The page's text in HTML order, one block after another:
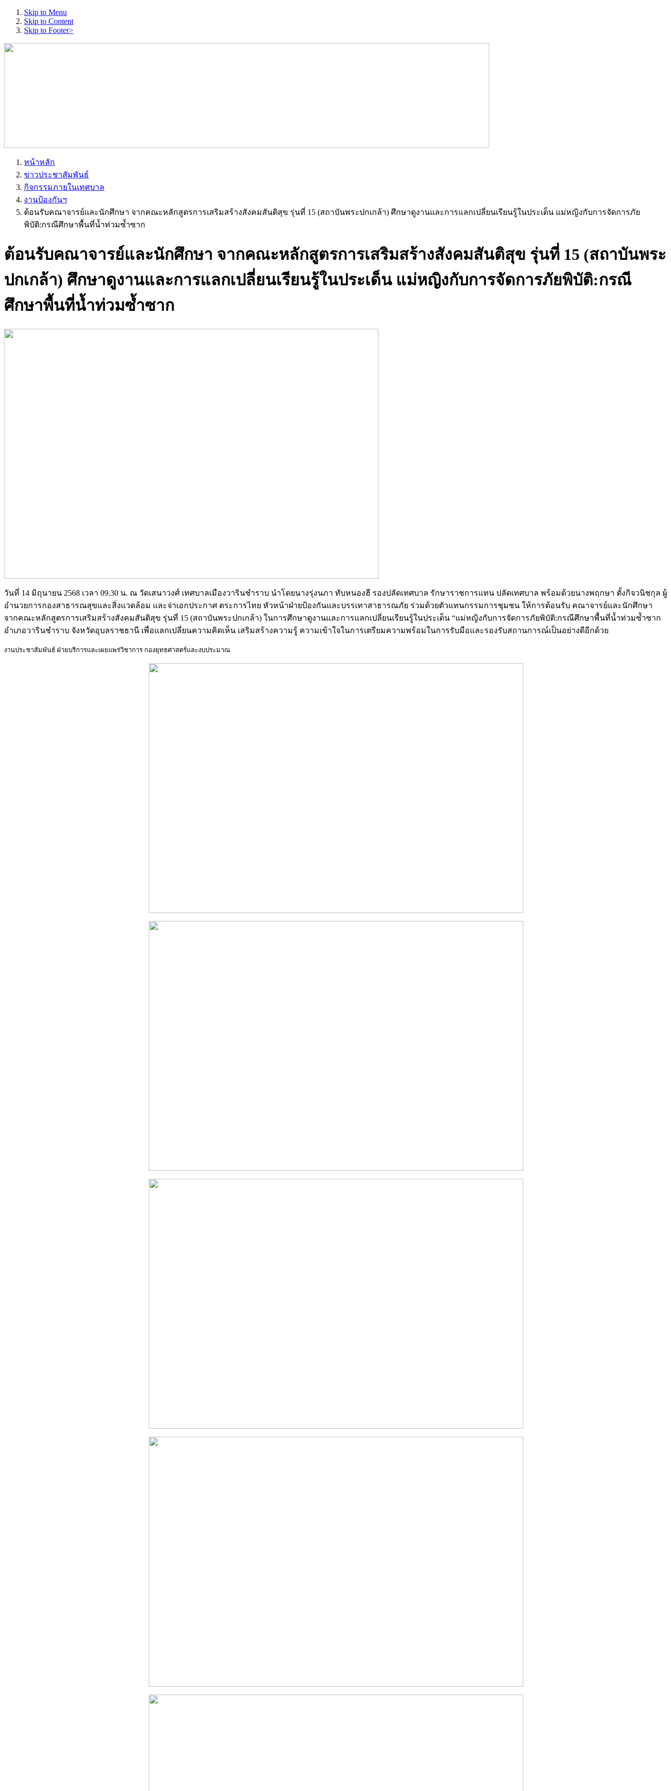
Skip to Menu
Skip to Content
Skip to Footer>
หน้าหลัก
ข่าวประชาสัมพันธ์
กิจกรรมภายในเทศบาล
งานป้องกันฯ
ต้อนรับคณาจารย์และนักศึกษา จากคณะหลักสูตรการเสริมสร้างสังคมสันติสุข รุ่นที่ 15 (สถาบันพระปกเกล้า) ศึกษาดูงานและการแลกเปลี่ยนเรียนรู้ในประเด็น แม่หญิงกับการจัดการภัย
พิบัติ:กรณีศึกษาพื้นที่น้ำท่วมซ้ำซาก
ต้อนรับคณาจารย์และนักศึกษา จากคณะหลักสูตรการเสริมสร้างสังคมสันติสุข รุ่นที่ 15 (สถาบันพระ
ปกเกล้า) ศึกษาดูงานและการแลกเปลี่ยนเรียนรู้ในประเด็น แม่หญิงกับการจัดการภัยพิบัติ:กรณี
ศึกษาพื้นที่น้ำท่วมซ้ำซาก
วันที่ 14 มิถุนายน 2568 เวลา 09.30 น. ณ วัดเสนาวงศ์ เทศบาลเมืองวารินชำราบ นำโดยนางรุ่งนภา ทับหนองฮี รองปลัดเทศบาล รักษาราชการแทน ปลัดเทศบาล พร้อมด้วยนางพฤกษา ตั้งกิจวนิชกุล ผู้
อำนวยการกองสาธารณสุขและสิ่งแวดล้อม และจ่าเอกประกาศ ตระการไทย หัวหน้าฝ่ายป้องกันและบรรเทาสาธารณภัย ร่วมด้วยตัวแทนกรรมการชุมชน ให้การต้อนรับ คณาจารย์และนักศึกษา
จากคณะหลักสูตรการเสริมสร้างสังคมสันติสุข รุ่นที่ 15 (สถาบันพระปกเกล้า) ในการศึกษาดูงานและการแลกเปลี่ยนเรียนรู้ในประเด็น “แม่หญิงกับการจัดการภัยพิบัติ:กรณีศึกษาพื้นที่น้ำท่วมซ้ำซาก
อำเภอวารินชำราบ จังหวัดอุบลราชธานี เพื่อแลกเปลี่ยนความคิดเห็น เสริมสร้างความรู้ ความเข้าใจในการเตรียมความพร้อมในการรับมือและรองรับสถานการณ์เป็นอย่างดีอีกด้วย
งานประชาสัมพันธ์ ฝ่ายบริการและเผยแพร่วิชาการ กองยุทธศาสตร์และงบประมาณ